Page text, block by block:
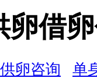
卵借
卵咨询 单